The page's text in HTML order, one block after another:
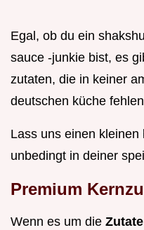
Egal, ob du ein
sauce -junkie bist, es
zutaten, die in keiner
deutschen küche
Lass uns einen
unbedingt in deiner
Premium
Wenn es um die